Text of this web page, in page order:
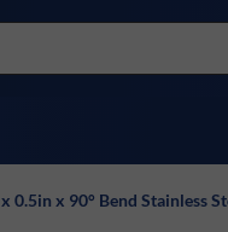
0.5in x 90° Bend Stainless